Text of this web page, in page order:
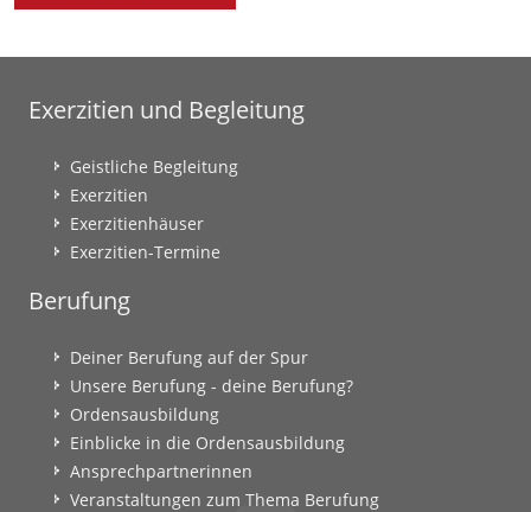
Exerzitien und Begleitung
Geistliche Begleitung
Exerzitien
Exerzitienhäuser
Exerzitien-Termine
Berufung
Deiner Berufung auf der Spur
Unsere Berufung - deine Berufung?
Ordensausbildung
Einblicke in die Ordensausbildung
Ansprechpartnerinnen
Veranstaltungen zum Thema Berufung